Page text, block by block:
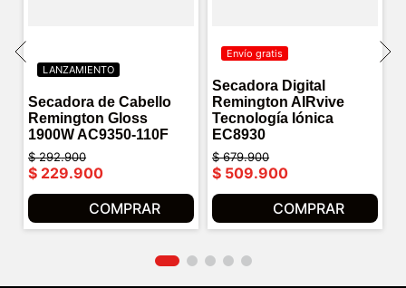
LANZAMIENTO
Secadora de Cabello
Remington Gloss
1900W AC9350-110F
$ 292.900
$ 229.900
COMPRAR
Envío gratis
Secadora Digital
Remington AIRvive
Tecnología Iónica
EC8930
$ 679.900
$ 509.900
COMPRAR